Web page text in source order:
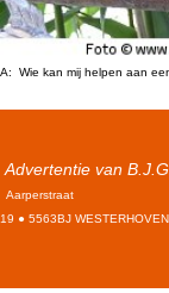
A: Wie kan mij helpen aan
Advertentie van
Aarperstraat
19 ● 5563BJ